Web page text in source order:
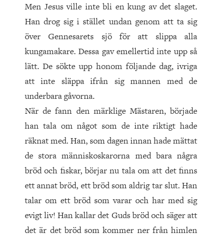
Men Jesus ville inte bli en kung av det slaget.
Han drog sig i stället undan genom att ta sig
över Gennesarets sjö för att slippa alla
kungamakare. Dessa gav emellertid inte upp så
lätt. De sökte upp honom följande dag, ivriga
att inte släppa ifrån sig mannen med de
underbara gåvorna.
När de fann den märklige Mästaren, började
han tala om något som de inte riktigt hade
räknat med. Han, som dagen innan hade mättat
de stora människoskarorna med bara några
bröd och fiskar, börjar nu tala om att det finns
ett annat bröd, ett bröd som aldrig tar slut. Han
talar om ett bröd som varar och har med sig
evigt liv! Han kallar det Guds bröd och säger att
det är det bröd som kommer ner från himlen